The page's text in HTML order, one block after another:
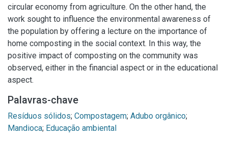
circular economy from agriculture. On the other hand, the
work sought to influence the environmental awareness of
the population by offering a lecture on the importance of
home composting in the social context. In this way, the
positive impact of composting on the community was
observed, either in the financial aspect or in the educational
aspect.
Palavras-chave
Resíduos sólidos; Compostagem; Adubo orgânico;
Mandioca; Educação ambiental